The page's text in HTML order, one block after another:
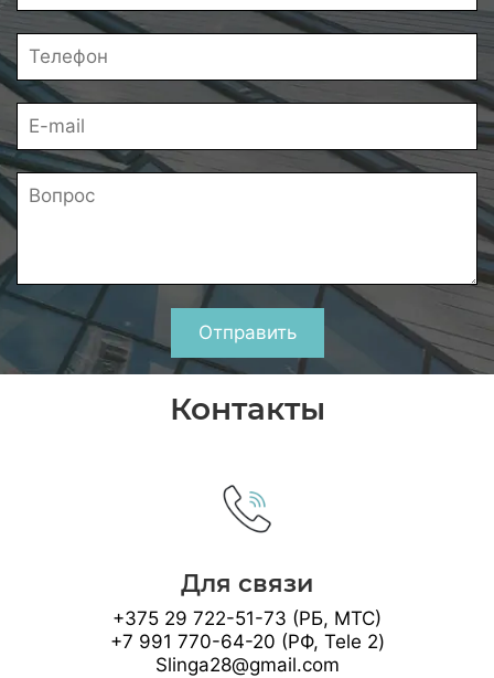
Отправить
Контакты
Для связи
+375 29 722-51-73 (РБ, МТС)
+7 991 770-64-20 (РФ, Tele 2)
Slinga28@gmail.com